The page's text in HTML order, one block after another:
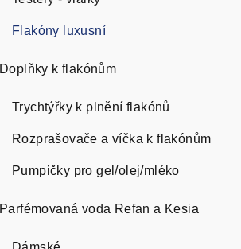
Flakóny luxusní
Doplňky k flakónům
Trychtýřky k plnění flakónů
Rozprašovače a víčka k flakónům
Pumpičky pro gel/olej/mléko
Parfémovaná voda Refan a Kesia